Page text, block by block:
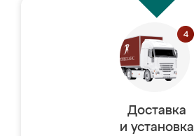
Доставка
и установка